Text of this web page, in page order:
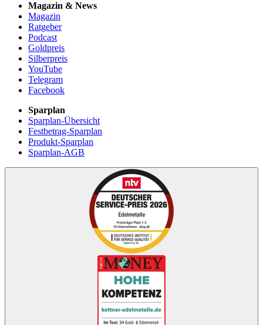
Magazin & News
Magazin
Ratgeber
Podcast
Goldpreis
Silberpreis
YouTube
Telegram
Facebook
Sparplan
Sparplan-Übersicht
Festbetrag-Sparplan
Produkt-Sparplan
Sparplan-AGB